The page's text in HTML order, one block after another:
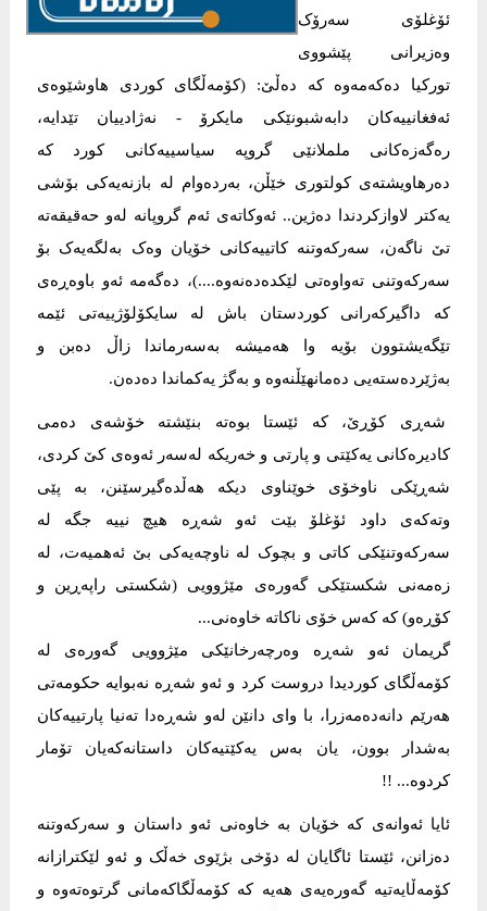
ئۆغلۆی سەرۆک
وەزیرانی پێشووی
تورکیا دەکەمەوە کە دەڵێ: (کۆمەڵگای کوردی هاوشێوەی
ئەفغانییەکان دابەشبونێکی مایکرۆ - نەژادییان تێدایە،
رەگەزەکانی ململانێی گروپە سیاسییەکانی کورد کە
دەرهاویشتەی کولتوری خێڵن، بەردەوام لە بازنەیەکی بۆشی
یەکتر لاوازکردندا دەژین.. ئەوکاتەی ئەم گروپانە لەو حەقیقەتە
تێ ناگەن، سەرکەوتنە کاتییەکانی خۆیان وەک بەلگەیەک بۆ
سەرکەوتنی تەواوەتی لێکدەدەنەوە....)، دەگەمە ئەو باوەڕەی
کە داگیرکەرانی کوردستان باش لە سایکۆلۆژییەتی ئێمە
تێگەیشتوون بۆیە وا هەمیشە بەسەرماندا زاڵ دەبن و
بەژێردەستەیی دەمانهێڵنەوە و بەگژ یەکماندا دەدەن.
شەڕی کۆڕێ، کە ئێستا بوەتە بنێشتە خۆشەی دەمی
کادیرەکانی یەکێتی و پارتی و خەریکە لەسەر ئەوەی کێ کردی،
شەڕێکی ناوخۆی خوێناوی دیکە هەڵدەگیرسێنن، بە پێی
وتەکەی داود ئۆغلۆ بێت ئەو شەڕە هیچ نییە جگە لە
سەرکەوتنێکی کاتی و بچوک لە ناوچەیەکی بێ ئەهمیەت، لە
زەمەنی شکستێکی گەورەی مێژوویی (شکستی راپەڕین و
کۆڕەو) کە کەس خۆی ناکاتە خاوەنی...
گریمان ئەو شەڕە وەرچەرخانێکی مێژوویی گەورەی لە
کۆمەڵگای کوردیدا دروست کرد و ئەو شەڕە نەبوایە حکومەتی
هەرێم دانەدەمەزرا، با وای دانێن لەو شەڕەدا تەنیا پارتییەکان
بەشدار بوون، یان بەس یەکێتیەکان داستانەکەیان تۆمار
کردوە... !!
ئایا ئەوانەی کە خۆیان بە خاوەنی ئەو داستان و سەرکەوتنە
دەزانن، ئێستا ئاگایان لە دۆخی بژێوی خەڵک و ئەو لێکترازانە
کۆمەڵایەتیە گەورەیەی هەیە کە کۆمەڵگاکەمانی گرتوەتەوە و